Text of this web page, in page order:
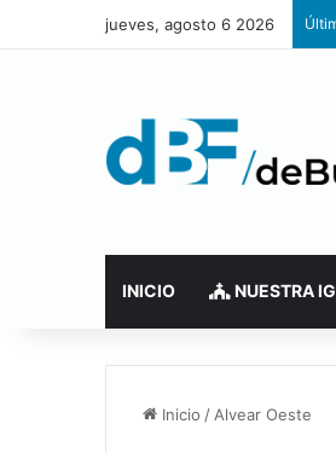
jueves, agosto 6 2026
INICIO NUESTRA
Inicio / Alvear Oeste